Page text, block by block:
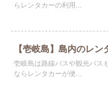
らレンタカーの利用...
【壱岐島】島内のレ
壱岐島は路線バスや観光バス
ならレンタカーが便...